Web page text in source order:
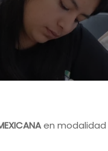
en modalidad